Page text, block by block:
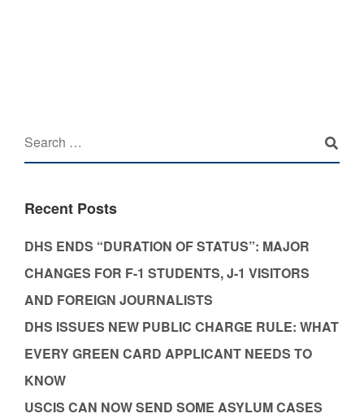
Recent Posts
DHS ENDS “DURATION OF STATUS”: MAJOR
CHANGES FOR F-1 STUDENTS, J-1 VISITORS
AND FOREIGN JOURNALISTS
DHS ISSUES NEW PUBLIC CHARGE RULE: WHAT
EVERY GREEN CARD APPLICANT NEEDS TO
KNOW
USCIS CAN NOW SEND SOME ASYLUM CASES